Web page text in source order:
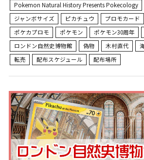
Pokemon Natural History Presents Pokecology
ジャンボサイズ
ピカチュウ プロモカード
ポケカプロモ
ポケモン ポケモン30周年
ロンドン自然史博物館
偽物 木村直代
転売
配布スケジュール 配布場所